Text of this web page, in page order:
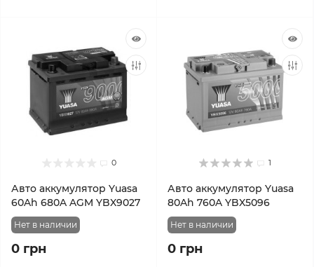
0
Авто аккумулятор Yuasa
60Ah 680A AGM YBX9027
Нет в наличии
0 грн
1
Авто аккумулятор Yuasa
80Ah 760A YBX5096
Нет в наличии
0 грн